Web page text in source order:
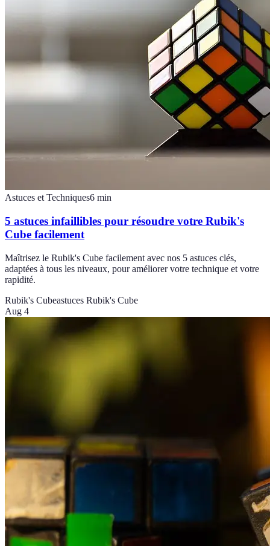
Astuces et Techniques6 min
5 astuces infaillibles pour résoudre votre Rubik's
Cube facilement
Maîtrisez le Rubik's Cube facilement avec nos 5 astuces clés,
adaptées à tous les niveaux, pour améliorer votre technique et votre
rapidité.
Rubik's Cubeastuces Rubik's Cube
Aug 4